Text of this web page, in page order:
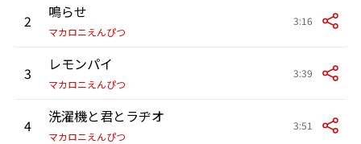
2 鳴らせ
マカロニえんぴつ
3:16
3 レモンパイ
マカロニえんぴつ
3:39
4 洗濯機と君とラヂオ
マカロニえんぴつ
3:51